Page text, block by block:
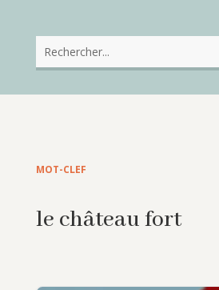
MOT-CLEF
le château fort